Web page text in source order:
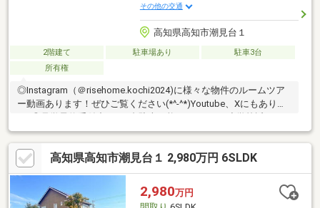
その他の交通
高知県高知市潮見台１
2階建て 駐車場あり
駐車3台
所有権
◎Instagram（＠risehome.kochi2024)に様々な物件のルームツア
ー動画あります！ぜひご覧ください(*^-^*)Youtube、Xにもありま
内外リフォーム歴あり【周辺環境】・高知市立介良潮見小学校
徒歩5分（約390ｍ）・高知市立介良中学校 徒歩34分（約2660
ｍ）
高知県高知市潮見台１ 2,980万円 6SLDK
2,980万円